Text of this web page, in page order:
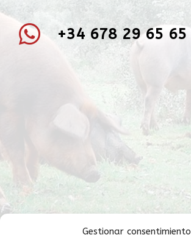
Gestionar consentimiento
+34 678 29 65 65